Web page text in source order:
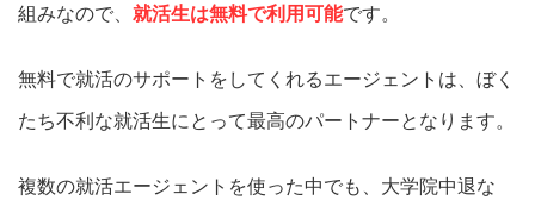
組みなので、 就活生は無料で利用可能です。
無料で就活のサポートをしてくれるエージェントは、ぼく
たち不利な就活生にとって最高のパートナーとなります。
複数の就活エージェントを使った中でも、大学院中退な